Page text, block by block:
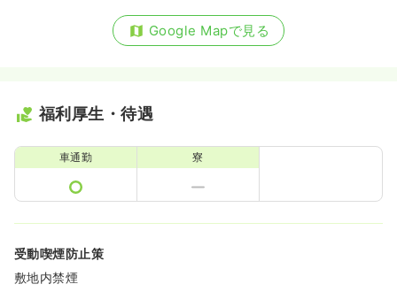
Google Mapで見る
福利厚生・待遇
車通勤 寮
受動喫煙防止策
敷地内禁煙